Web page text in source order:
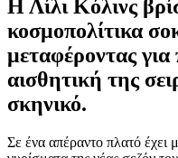
Η Λίλι Κόλινς
κοσμοπολίτικα
μεταφέροντας
αισθητική της
σκηνικό.
Σε ένα απέραντο πλατό έχει